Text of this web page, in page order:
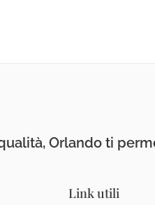
Orlando ti
Link utili